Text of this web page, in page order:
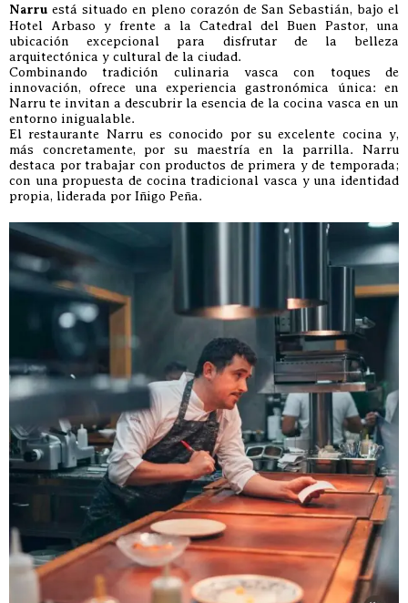
Narru está situado en pleno corazón de San Sebastián, bajo el
Hotel Arbaso y frente a la Catedral del Buen Pastor, una
ubicación excepcional para disfrutar de la belleza
arquitectónica y cultural de la ciudad.
Combinando tradición culinaria vasca con toques de
innovación, ofrece una experiencia gastronómica única: en
Narru te invitan a descubrir la esencia de la cocina vasca en un
entorno inigualable.
El restaurante Narru es conocido por su excelente cocina y,
más concretamente, por su maestría en la parrilla. Narru
destaca por trabajar con productos de primera y de temporada;
con una propuesta de cocina tradicional vasca y una identidad
propia, liderada por Iñigo Peña.